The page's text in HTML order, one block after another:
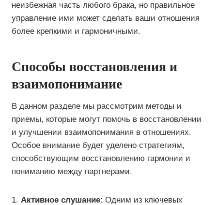
неизбежная часть любого брака, но правильное
управление ими может сделать ваши отношения
более крепкими и гармоничными.
Способы восстановления и
взаимопонимание
В данном разделе мы рассмотрим методы и
приемы, которые могут помочь в восстановлении
и улучшении взаимопонимания в отношениях.
Особое внимание будет уделено стратегиям,
способствующим восстановлению гармонии и
пониманию между партнерами.
1. Активное слушание: Одним из ключевых